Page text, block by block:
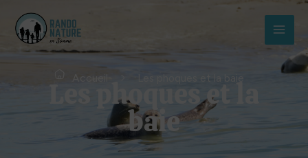
contenu
Accueil Les phoques et la baie
Les phoques et la
baie